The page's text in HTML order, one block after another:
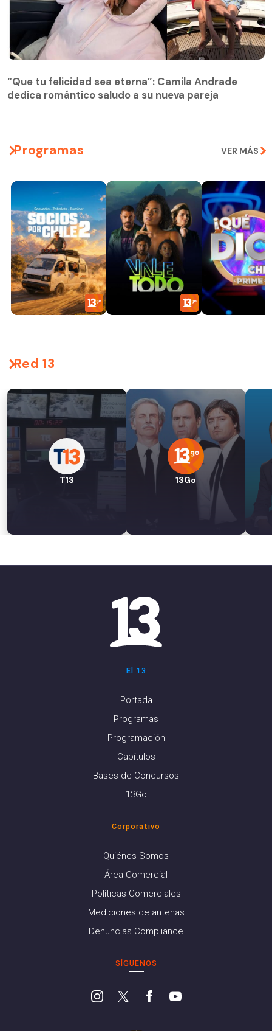
“Que tu felicidad sea eterna”: Camila Andrade
dedica romántico saludo a su nueva pareja
Programas VER MÁS
Red 13
T13 13Go
El 13
Portada
Programas
Programación
Capítulos
Bases de Concursos
13Go
Corporativo
Quiénes Somos
Área Comercial
Políticas Comerciales
Mediciones de antenas
Denuncias Compliance
SÍGUENOS